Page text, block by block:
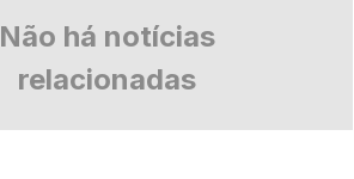
Não há notícias
relacionadas